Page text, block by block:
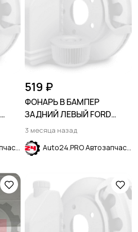
Auto24.PRO Автозапчасти
519 ₽
ФОНАРЬ В БАМПЕР
ЗАДНИЙ ЛЕВЫЙ FORD
ECOSPORT 2013-2019
3 месяца назад
Auto24.PRO Автозапчасти